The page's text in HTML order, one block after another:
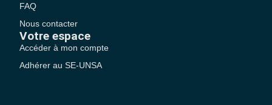
FAQ
Nous contacter
Votre espace
Accéder à mon compte
Adhérer au SE-UNSA